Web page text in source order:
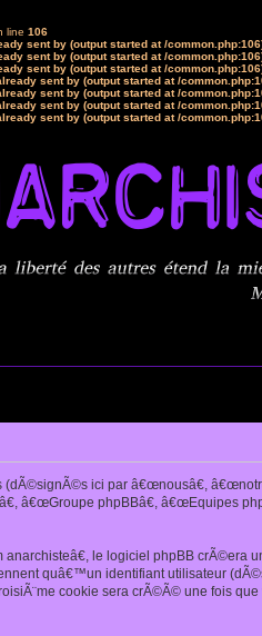
line 106
sent by (output started at /
sent by (output started at /
sent by (output started at /
sent by (output started at /
sent by (output started at /
sent by (output started at /
sent by (output started at /
ici par â€œnousâ€,
â€œGroupe phpBBâ€, â€œEquipes
le logiciel phpBB
quâ€™un identifiant utilisateur
cookie sera crÃ©Ã© une fois